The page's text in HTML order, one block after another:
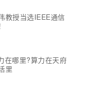
教授当选IEEE通信
在哪里?算力在天府
里